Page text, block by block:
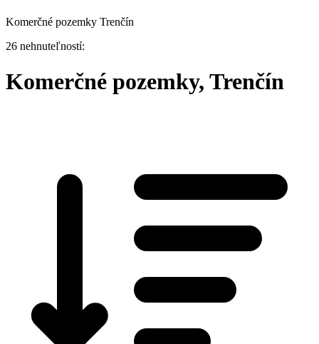
Komerčné pozemky Trenčín
26 nehnuteľností:
Komerčné pozemky, Trenčín